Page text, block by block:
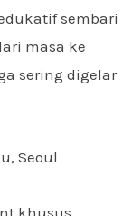
sembari
masa ke
sering digelar
Seoul
khusus